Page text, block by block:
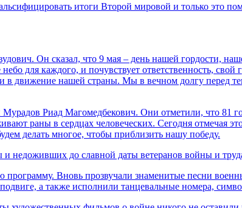
итоги Второй мировой и только это
Он сказал, что 9 мая – день нашей гордости,
для каждого, и почувствует ответственность, свой
в движение нашей страны. Мы в вечном долгу перед
Риад Магомедбекович. Они отметили, что 81
раны в сердцах человеческих. Сегодня отмечая
делать многое, чтобы приблизить нашу победу.
недоживших до славной даты ветеранов войны и
Вновь прозвучали знаменитые песни
а также исполнили танцевальные номера,